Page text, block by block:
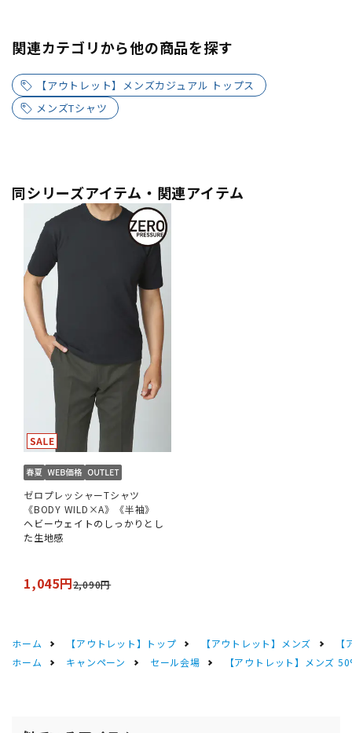
関連カテゴリから他の商品を探す
【アウトレット】メンズカジュアル トップス
メンズTシャツ
同シリーズアイテム・関連アイテム
ゼロプレッシャーTシャツ
《BODY WILD×A》《半袖》
ヘビーウェイトのしっかりとし
た生地感
1,045円2,090円
ホーム 【アウトレット】トップ 【アウトレット】メンズ
ホーム
キャンペーン セール会場 【アウトレット】メンズ